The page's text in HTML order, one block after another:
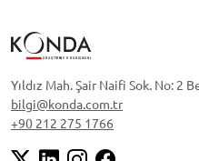
Yıldız Mah. Şair Naifi Sok. No: 2
bilgi@konda.com.tr
+90 212 275 1766